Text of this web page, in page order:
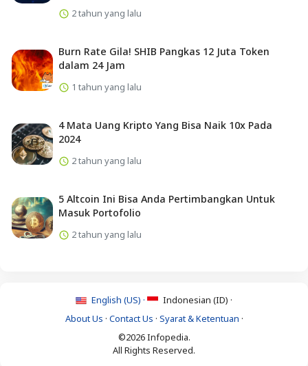
2 tahun yang lalu
Burn Rate Gila! SHIB Pangkas 12 Juta Token
dalam 24 Jam
1 tahun yang lalu
4 Mata Uang Kripto Yang Bisa Naik 10x Pada
2024
2 tahun yang lalu
5 Altcoin Ini Bisa Anda Pertimbangkan Untuk
Masuk Portofolio
2 tahun yang lalu
English (US) ·
Indonesian (ID) ·
About Us · Contact Us · Syarat & Ketentuan ·
©2026 Infopedia.
All Rights Reserved.